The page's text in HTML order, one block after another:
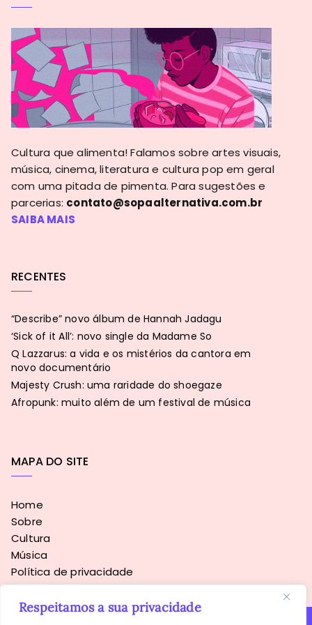
Respeitamos a sua privacidade
Cultura que alimenta! Falamos sobre artes visuais,
música, cinema, literatura e cultura pop em geral
com uma pitada de pimenta. Para sugestões e
parcerias: contato@sopaalternativa.com.br
SAIBA MAIS
RECENTES
“Describe” novo álbum de Hannah Jadagu
‘Sick of it All’: novo single da Madame So
Q Lazzarus: a vida e os mistérios da cantora em
novo documentário
Majesty Crush: uma raridade do shoegaze
Afropunk: muito além de um festival de música
MAPA DO SITE
Home
Sobre
Cultura
Música
Política de privacidade